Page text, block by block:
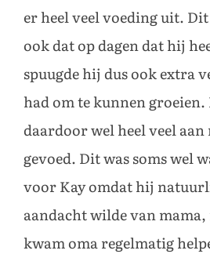
er heel veel voeding uit. Dit
ook dat op dagen dat hij
spuugde hij dus ook extra
had om te kunnen groeien.
daardoor wel heel veel aan
gevoed. Dit was soms wel
voor Kay omdat hij
aandacht wilde van
kwam oma regelmatig